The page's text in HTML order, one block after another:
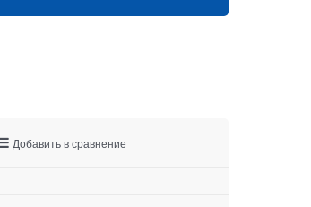
Добавить в сравнение